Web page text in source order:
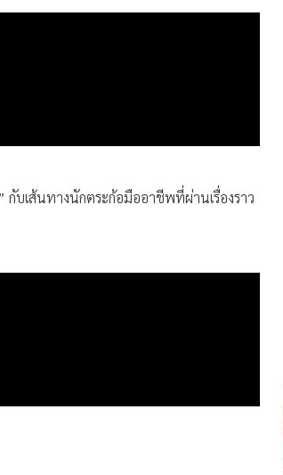
บเส้นทางนักตระก้อมืออาชีพที่ผ่านเรื่องราว